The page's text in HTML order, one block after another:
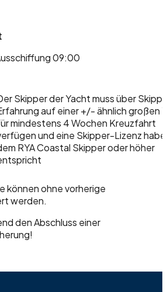
09:00
Skipper der Yacht muss über
auf einer +/- ähnlich großen
mindestens 4 Wochen Kreuzfahrt
und eine Skipper-Lizenz
RYA Coastal Skipper oder höher
können ohne vorherige
werden.
den Abschluss einer